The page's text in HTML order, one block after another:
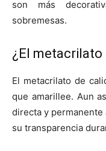
son más
sobremesas.
¿El
El metacrilato de
que amarillee. Aun
directa y
su transparencia